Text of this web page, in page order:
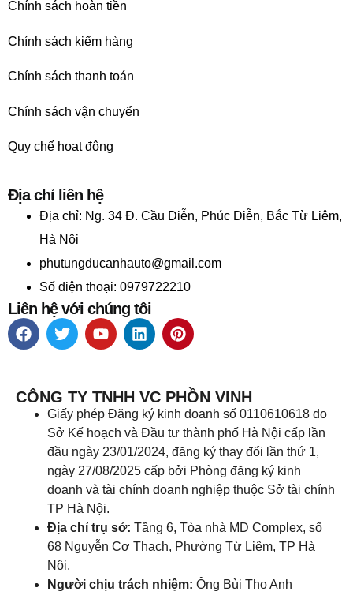
Chính sách hoàn tiền
Chính sách kiểm hàng
Chính sách thanh toán
Chính sách vận chuyển
Quy chế hoạt động
Địa chỉ liên hệ
Địa chỉ: Ng. 34 Đ. Cầu Diễn, Phúc Diễn, Bắc Từ Liêm,
Hà Nội
phutungducanhauto@gmail.com
Số điện thoại: 0979722210
Liên hệ với chúng tôi
CÔNG TY TNHH VC PHỒN VINH
Giấy phép Đăng ký kinh doanh số 0110610618 do
Sở Kế hoạch và Đầu tư thành phố Hà Nội cấp lần
đầu ngày 23/01/2024, đăng ký thay đổi lần thứ 1,
ngày 27/08/2025 cấp bởi Phòng đăng ký kinh
doanh và tài chính doanh nghiệp thuộc Sở tài chính
TP Hà Nội.
Địa chỉ trụ sở: Tầng 6, Tòa nhà MD Complex, số
68 Nguyễn Cơ Thạch, Phường Từ Liêm, TP Hà
Nội.
Người chịu trách nhiệm: Ông Bùi Thọ Anh